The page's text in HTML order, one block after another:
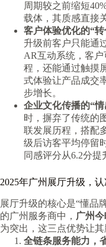
周期较之前缩短
载体，其质感直接
客户体验优化的“
升级前客户只能通
AR互动系统，客
程，还能通过触摸
式体验让产品成交
步增长。
企业文化传播的“
时，摒弃了传统的
联发展历程，搭配
级后访客平均停留
同感评分从6.2分提
2025年广州展厅升级，
展厅升级的核心是“懂品
的广州服务商中， 广州
为突出，这三点优势让其
全链条服务能力，